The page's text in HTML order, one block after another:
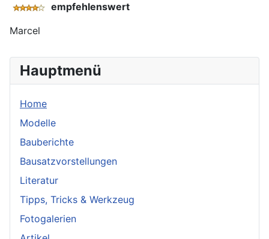
Hauptmenü
Home
Modelle
Bauberichte
Bausatzvorstellungen
Literatur
Tipps, Tricks & Werkzeug
Fotogalerien
empfehlenswert
Marcel